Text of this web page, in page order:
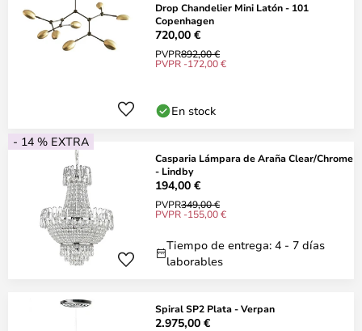
Drop Chandelier Mini Latón - 101
Copenhagen
720,00 €
PVPR892,00 €
PVPR -172,00 €
En stock
- 14 % EXTRA
Casparia Lámpara de Araña Clear/Chrome
- Lindby
194,00 €
PVPR349,00 €
PVPR -155,00 €
Tiempo de entrega: 4 - 7 días
laborables
Spiral SP2 Plata - Verpan
2.975,00 €